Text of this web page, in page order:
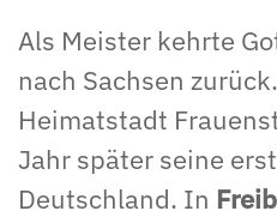
Als Meister kehrte
nach Sachsen
Heimatstadt
Jahr später seine
Deutschland. In